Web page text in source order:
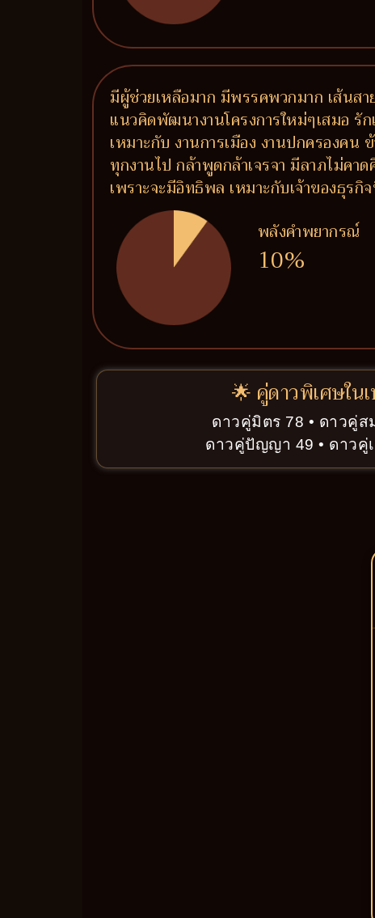
มีผู้ช่วยเหลือมาก มีพรรคพวกมาก เส้นส
แนวคิดพัฒนางานโครงการใหม่ๆเสมอ รั
เหมาะกับ งานการเมือง งานปกครองคน
ทุกงานไป กล้าพูดกล้าเจรจา มีลาภไม่คา
เพราะจะมีอิทธิพล เหมาะกับเจ้าของธุร
พลังคำพยากรณ์
10%
🌟 คู่ดาวพิเศษใน
ดาวคู่มิตร 78 • ดาวคู่ส
ดาวคู่ปัญญา 49 • ดาวคู่